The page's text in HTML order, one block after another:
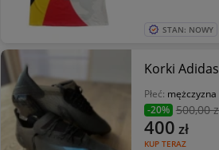
STAN: NOWY
Korki
Płeć: mężczyzna
-20% 500,00
KUP TERAZ
400 zł